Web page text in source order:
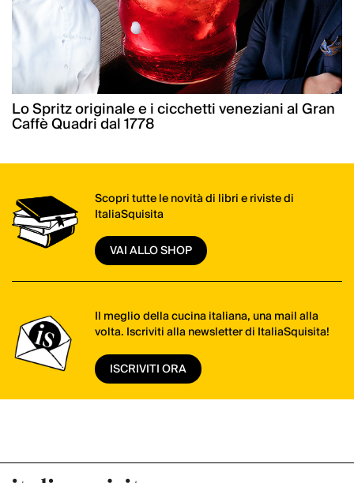
Lo Spritz originale e i cicchetti veneziani al Gran
Caffè Quadri dal 1778
Scopri tutte le novità di libri e riviste di
ItaliaSquisita
VAI ALLO SHOP
Il meglio della cucina italiana, una mail alla
volta. Iscriviti alla newsletter di ItaliaSquisita!
ISCRIVITI ORA